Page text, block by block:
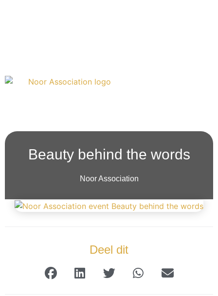
Beauty behind the words
Noor Association
Deel dit